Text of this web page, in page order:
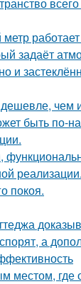
задаёт
и
чем
быть
реализации.
покоя.
а
местом,